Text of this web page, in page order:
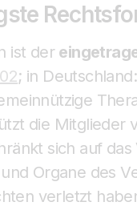
ist der
; in
die Mitglieder
sich auf
Organe des
verletzt